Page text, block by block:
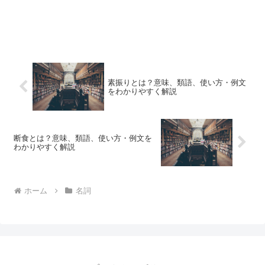
素振りとは？意味、類語、使い方・例文
をわかりやすく解説
断食とは？意味、類語、使い方・例文を
わかりやすく解説
ホーム 名詞